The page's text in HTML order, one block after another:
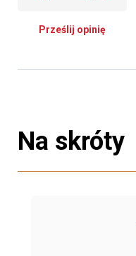
Prześlij opinię
Na skróty